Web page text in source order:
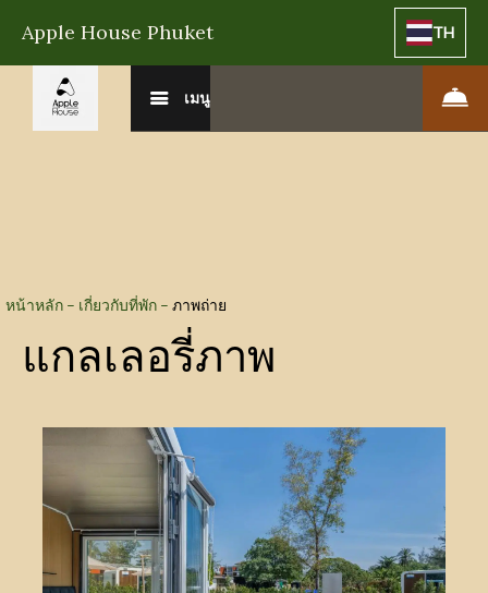
Apple House Phuket TH
เมนู
หน้าหลัก – เกี่ยวกับที่พัก – ภาพถ่าย
แกลเลอรี่ภาพ